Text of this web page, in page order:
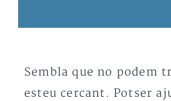
Sembla que no podem
esteu cercant. Potser